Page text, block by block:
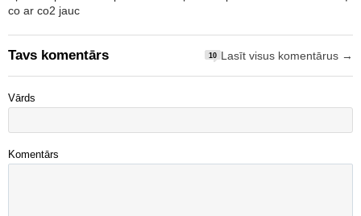
co ar co2 jauc
Tavs komentārs 10 Lasīt visus komentārus →
Vārds
Komentārs